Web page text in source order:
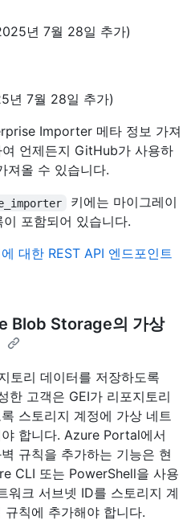
년 7월 28일 추가)
년 7월 28일 추가)
Importer 메타 정보 가져
언제든지 GitHub가 사용하
져올 수 있습니다.
키에는 마이그레이
포함되어 있습니다.
대한 REST API 엔드포인트
Blob Storage의 가상
토리 데이터를 저장하도록
고객은 GEI가 리포지토리
스토리지 계정에 가상 네트
합니다. Azure Portal에서
규칙을 추가하는 기능은 현
CLI 또는 PowerShell을 사용
워크 서브넷 ID를 스토리지 계
칙에 추가해야 합니다.